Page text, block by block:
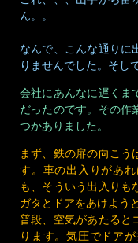
ん。。
なんで、こんな通りに
りませんでした。そし
会社にあんなに遅くま
だったのです。その作
つかありました。
まず、鉄の扉の向こう
す。車の出入りがあ
も、そういう出入りも
ガタとドアをあけよう
普段、空気があたると
ります。気圧でドア